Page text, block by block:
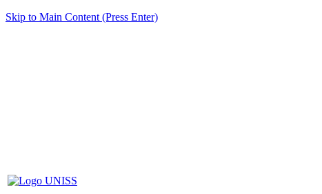
Skip to Main Content (Press Enter)